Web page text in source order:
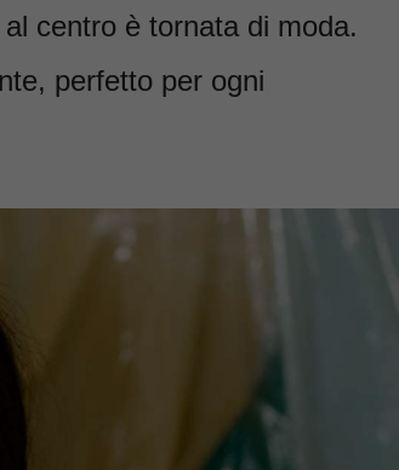
centro è tornata di moda.
perfetto per ogni